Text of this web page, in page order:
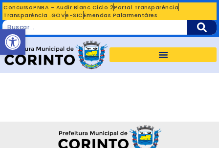
ConcursoPNBA - Audir Blanc Ciclo 2Portal Transparência
Transparência .GOVe-SICEmendas Palarmentáres
Abrir a barra de ferramentas